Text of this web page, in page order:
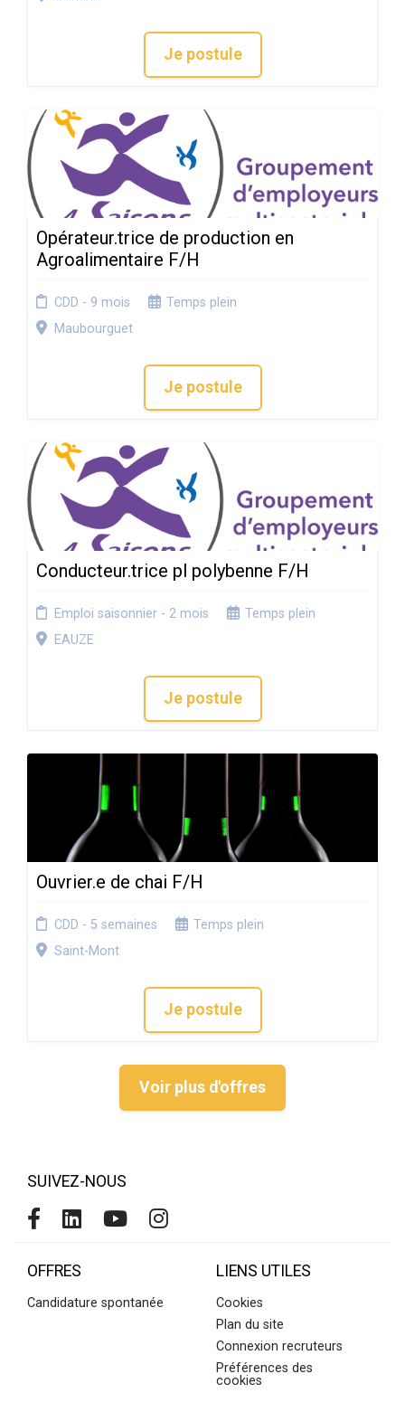
Je postule
Opérateur.trice de production en
Agroalimentaire F/H
CDD - 9 mois
Temps plein
Maubourguet
Je postule
Conducteur.trice pl polybenne F/H
Emploi saisonnier - 2 mois
Temps plein
EAUZE
Je postule
Ouvrier.e de chai F/H
CDD - 5 semaines
Temps plein
Saint-Mont
Je postule
Voir plus d'offres
SUIVEZ-NOUS
OFFRES
Candidature spontanée
LIENS UTILES
Cookies
Plan du site
Connexion recruteurs
Préférences des
cookies